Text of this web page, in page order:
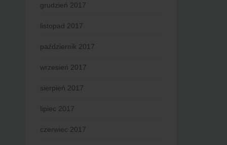
grudzień 2017
listopad 2017
październik 2017
wrzesień 2017
sierpień 2017
lipiec 2017
czerwiec 2017